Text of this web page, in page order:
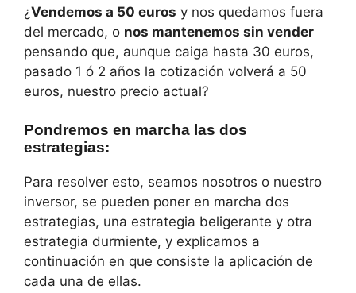
¿Vendemos a 50 euros y nos quedamos fuera
del mercado, o nos mantenemos sin vender
pensando que, aunque caiga hasta 30 euros,
pasado 1 ó 2 años la cotización volverá a 50
euros, nuestro precio actual?
Pondremos en marcha las dos
estrategias:
Para resolver esto, seamos nosotros o nuestro
inversor, se pueden poner en marcha dos
estrategias, una estrategia beligerante y otra
estrategia durmiente, y explicamos a
continuación en que consiste la aplicación de
cada una de ellas.